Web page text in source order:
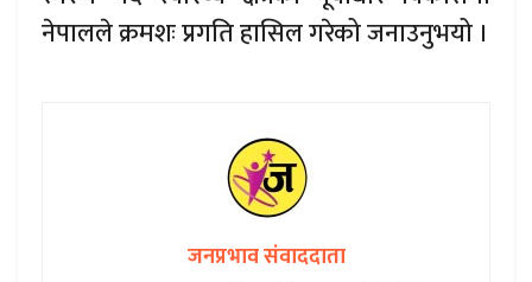
नेपालले क्रमशः प्रगति हासिल गरेको जनाउनुभयो ।
जनप्रभाव संवाददाता